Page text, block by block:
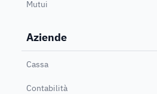
Mutui
Aziende
Cassa
Contabilità